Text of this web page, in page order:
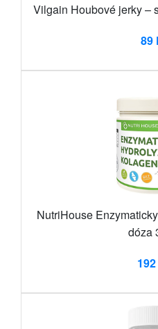
Vilgain Houbové jerky –
89
NutriHouse
dóza